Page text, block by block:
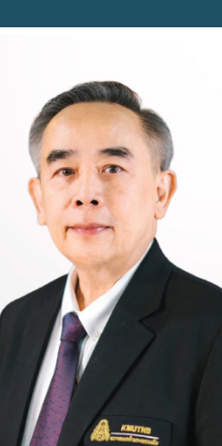
ข่าวสาร/กิจกรรม ติดต่อ/
หน้าแรก ข่าวสาร/กิจกรรม